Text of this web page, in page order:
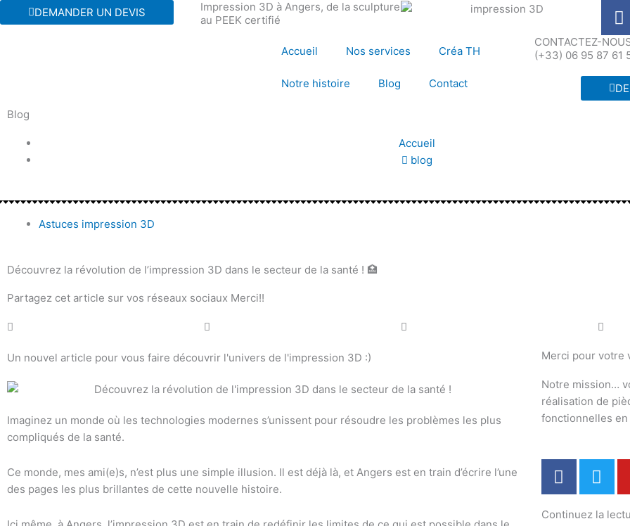
au
DEMANDER UN DEVIS
Impression 3D à Angers, de la sculpture
au PEEK certifié
F
a
c
e
b
o
Accueil Nos services Créa TH
Notre histoire Blog Contact
CONTACTEZ-
(+33) 06 95 87 61
Blog
Accueil
blog
Astuces impression 3D
Découvrez la révolution de l’impression 3D dans le secteur de la santé ! 🏥
Partagez cet article sur vos réseaux sociaux Merci!!
Un nouvel article pour vous faire découvrir l'univers de l'impression 3D :)
Imaginez un monde où les technologies modernes s’unissent pour résoudre les problèmes les plus
compliqués de la santé.
Ce monde, mes ami(e)s, n’est plus une simple illusion. Il est déjà là, et Angers est en train d’écrire l’une
des pages les plus brillantes de cette nouvelle histoire.
Merci pour votre
Notre mission…
réalisation de
fonctionnelles
F
a
e
T
w
t
Continuez la